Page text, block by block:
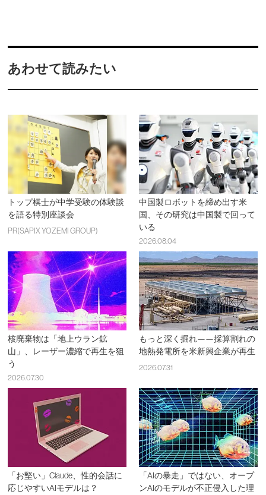
あわせて読みたい
トップ棋士が中学受験の体験談
を語る特別座談会
PR(SAPIX YOZEMI GROUP)
中国製ロボットを締め出す米
国、その研究は中国製で回って
いる
2026.08.04
核廃棄物は「地上ウラン鉱
山」、レーザー濃縮で再生を狙
う
2026.07.30
もっと深く掘れ——採算割れの
地熱発電所を米新興企業が再生
2026.07.31
「お堅い」Claude、性的会話に
応じやすいAIモデルは？
「AIの暴走」ではない、オープ
ンAIのモデルが不正侵入した理